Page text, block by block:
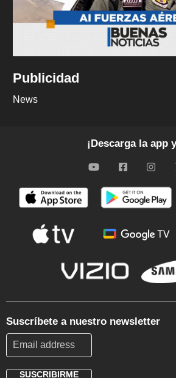
Publicidad
News
¡Descarga la app
Suscríbete a nuestro newsletter
SUSCRIBIRME